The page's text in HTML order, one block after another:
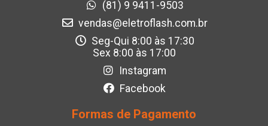
(81) 9 9411-9503
vendas@eletroflash.com.br
Seg-Qui 8:00 às 17:30
Sex 8:00 às 17:00
Instagram
Facebook
Formas de Pagamento